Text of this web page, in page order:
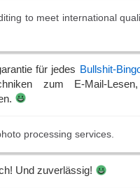
to meet international
für jedes Bullshit-
zum E-Mail-
processing services.
Und zuverlässig!